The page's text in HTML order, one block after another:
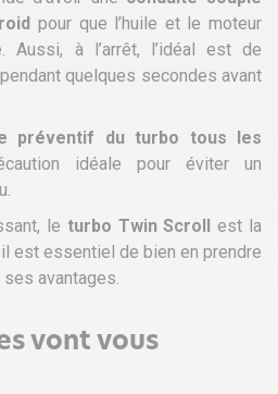
pour que l’huile et le moteur
Aussi, à l’arrêt, l’idéal est de
quelques secondes avant
préventif du turbo tous les
idéale pour éviter un
le turbo Twin Scroll est la
est essentiel de bien en prendre
avantages.
vont vous